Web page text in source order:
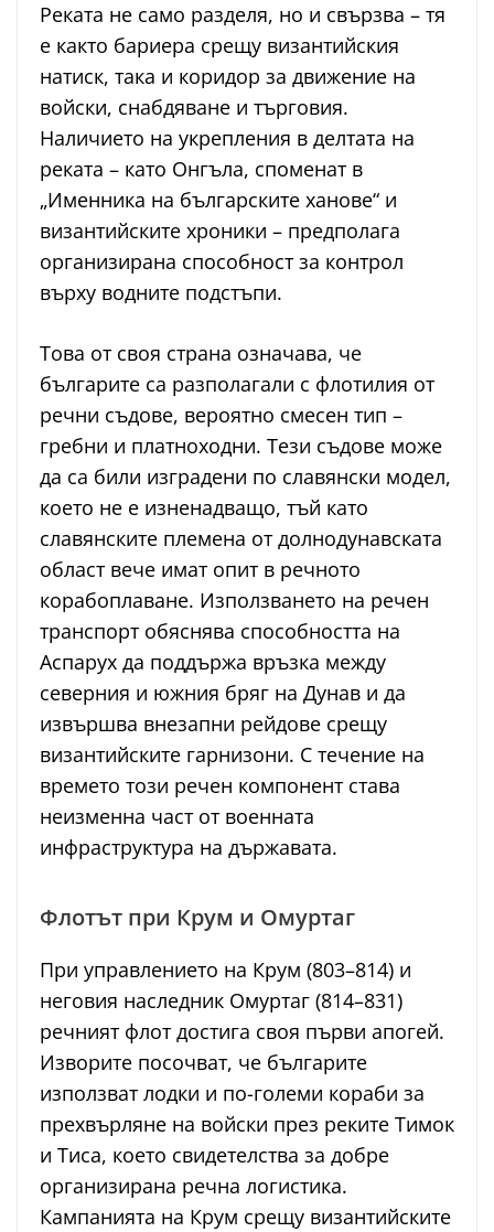
Реката не само разделя, но и свързва – тя
е както бариера срещу византийския
натиск, така и коридор за движение на
войски, снабдяване и търговия.
Наличието на укрепления в делтата на
реката – като Онгъла, споменат в
„Именника на българските ханове“ и
византийските хроники – предполага
организирана способност за контрол
върху водните подстъпи.
Това от своя страна означава, че
българите са разполагали с флотилия от
речни съдове, вероятно смесен тип –
гребни и платноходни. Тези съдове може
да са били изградени по славянски модел,
което не е изненадващо, тъй като
славянските племена от долнодунавската
област вече имат опит в речното
корабоплаване. Използването на речен
транспорт обяснява способността на
Аспарух да поддържа връзка между
северния и южния бряг на Дунав и да
извършва внезапни рейдове срещу
византийските гарнизони. С течение на
времето този речен компонент става
неизменна част от военната
инфраструктура на държавата.
Флотът при Крум и Омуртаг
При управлението на Крум (803–814) и
неговия наследник Омуртаг (814–831)
речният флот достига своя първи апогей.
Изворите посочват, че българите
използват лодки и по-големи кораби за
прехвърляне на войски през реките Тимок
и Тиса, което свидетелства за добре
организирана речна логистика.
Кампанията на Крум срещу византийските